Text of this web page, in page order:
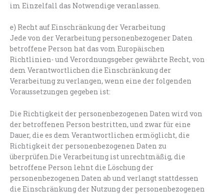
im Einzelfall das Notwendige veranlassen.
e) Recht auf Einschränkung der Verarbeitung
Jede von der Verarbeitung personenbezogener Daten
betroffene Person hat das vom Europäischen
Richtlinien- und Verordnungsgeber gewährte Recht, von
dem Verantwortlichen die Einschränkung der
Verarbeitung zu verlangen, wenn eine der folgenden
Voraussetzungen gegeben ist:
Die Richtigkeit der personenbezogenen Daten wird von
der betroffenen Person bestritten, und zwar für eine
Dauer, die es dem Verantwortlichen ermöglicht, die
Richtigkeit der personenbezogenen Daten zu
überprüfen.Die Verarbeitung ist unrechtmäßig, die
betroffene Person lehnt die Löschung der
personenbezogenen Daten ab und verlangt stattdessen
die Einschränkung der Nutzung der personenbezogenen